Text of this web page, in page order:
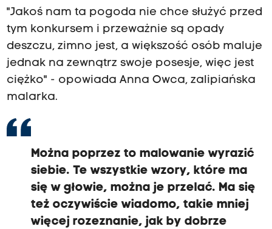
"Jakoś nam ta pogoda nie chce służyć przed
tym konkursem i przeważnie są opady
deszczu, zimno jest, a większość osób maluje
jednak na zewnątrz swoje posesje, więc jest
ciężko" - opowiada Anna Owca, zalipiańska
malarka.
Można poprzez to malowanie wyrazić
siebie. Te wszystkie wzory, które ma
się w głowie, można je przelać. Ma się
też oczywiście wiadomo, takie mniej
więcej rozeznanie, jak by dobrze